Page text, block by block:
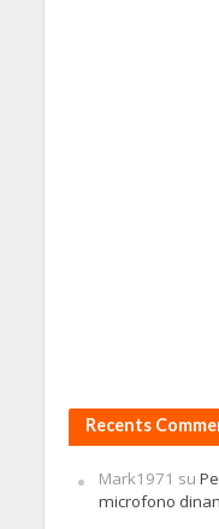
Recents
Mark1971 su
microfono